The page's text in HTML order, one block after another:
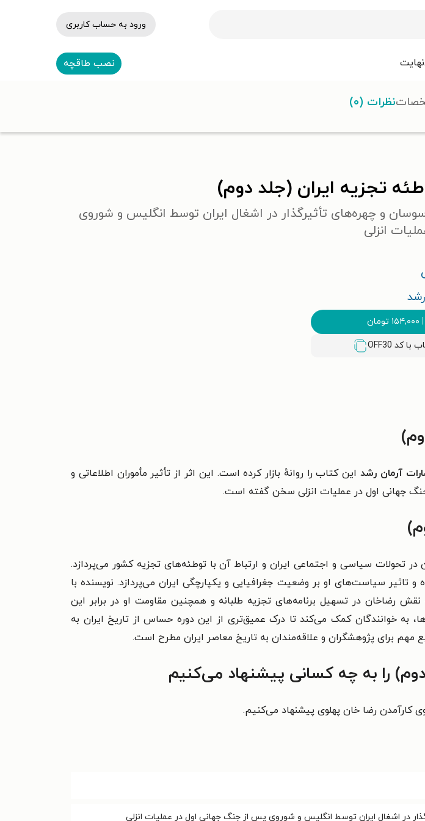
ورود به حساب کاربری
نصب طاقچه
تجزیه ایران (جلد دوم)
و چهره‌های تأثیرگذار در اشغال ایران توسط انگلیس و شوروی
انزلی
| ۱۵۴,۰۰۰ تومان
OFF30
نظرات (۰)
آرمان رشد این کتاب را روانهٔ بازار کرده است. این اثر از تأثیر مأموران اطلاعاتی و
جهانی اول در عملیات انزلی سخن گفته است.
تحولات سیاسی و اجتماعی ایران و ارتباط آن با توطئه‌های تجزیه کشور می‌پردازد.
تاثیر سیاست‌های او بر وضعیت جغرافیایی و یکپارچگی ایران می‌پردازد. نویسنده با
رضاخان در تسهیل برنامه‌های تجزیه طلبانه و همچنین مقاومت او در برابر این
به خوانندگان کمک می‌کند تا درک عمیق‌تری از این دوره حساس از تاریخ ایران به
مهم برای پژوهشگران و علاقه‌مندان به تاریخ معاصر ایران مطرح است.
را به چه کسانی پیشنهاد می‌کنیم
کارآمدن رضا خان پهلوی پیشنهاد می‌کنیم.
در اشغال ایران توسط انگلیس و شوروی پس از جنگ جهانی اول در عملیات انزلی